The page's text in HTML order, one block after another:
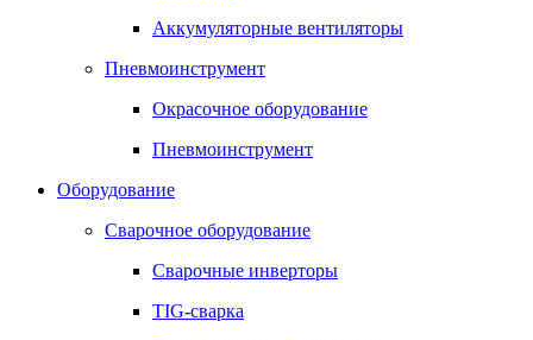
Аккумуляторные вентиляторы
Пневмоинструмент
Окрасочное оборудование
Пневмоинструмент
Оборудование
Сварочное оборудование
Сварочные инверторы
TIG-сварка